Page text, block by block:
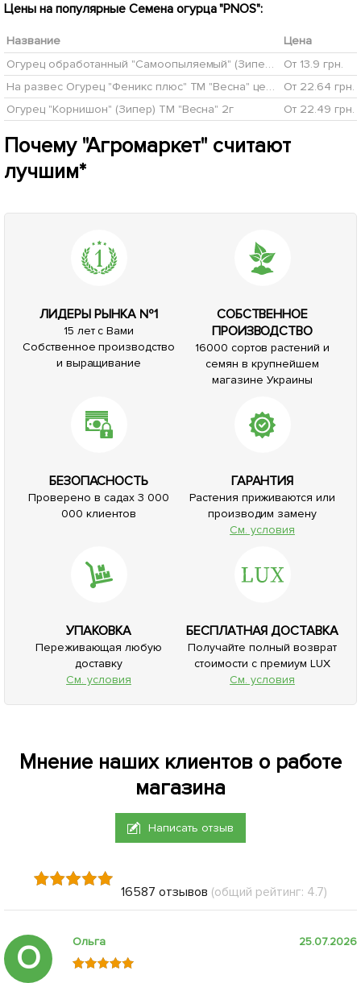
Цены на популярные Семена огурца "PNOS":
Название
Цена
Огурец обработанный "Самоопыляемый" (Зипер) ТМ "Весна" 0.5г
От 13.9 грн.
На развес Огурец "Феникс плюс" ТМ "Весна" цена за 5г
От 22.64 грн.
Огурец "Корнишон" (Зипер) ТМ "Весна" 2г
От 22.49 грн.
Почему "Агромаркет" считают
лучшим*
ЛИДЕРЫ РЫНКА №1
15 лет с Вами
Собственное производство
и выращивание
СОБСТВЕННОЕ
ПРОИЗВОДСТВО
16000 сортов растений и
семян в крупнейшем
магазине Украины
БЕЗОПАСНОСТЬ
Проверено в садах 3 000
000 клиентов
ГАРАНТИЯ
Растения приживаются или
производим замену
См. условия
УПАКОВКА
Переживающая любую
доставку
См. условия
БЕСПЛАТНАЯ ДОСТАВКА
Получайте полный возврат
стоимости с премиум LUX
См. условия
Мнение наших клиентов о работе
магазина
Написать отзыв
16587 отзывов (общий рейтинг: 4.7)
О Ольга 25.07.2026